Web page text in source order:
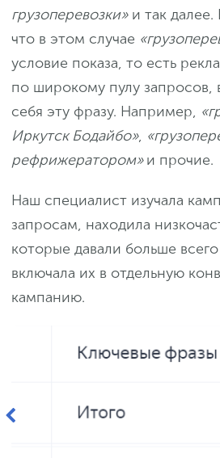
грузоперевозки»и так
что в этом случае
условие показа, то есть
по широкому пулу запросов,
себя эту фразу. Например,
Иркутск Бодайбо»,
рефрижератором»и прочие.
Наш специалист изучала
запросам, находила
которые давали больше
включала их в отдельную
кампанию.